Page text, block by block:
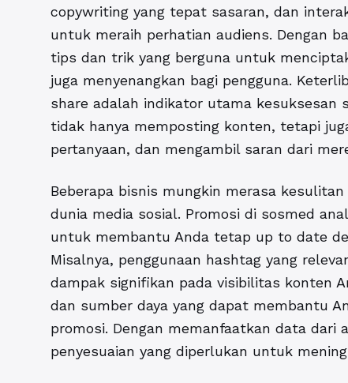
copywriting yang tepat sasaran, dan
untuk meraih perhatian audiens. Dengan
tips dan trik yang berguna untuk
juga menyenangkan bagi pengguna.
share adalah indikator utama
tidak hanya memposting konten, tetapi
pertanyaan, dan mengambil saran dari
Beberapa bisnis mungkin merasa
dunia media sosial. Promosi di sosmed
untuk membantu Anda tetap up to date
Misalnya, penggunaan hashtag yang
dampak signifikan pada visibilitas konten
dan sumber daya yang dapat membantu
promosi. Dengan memanfaatkan data dari
penyesuaian yang diperlukan untuk